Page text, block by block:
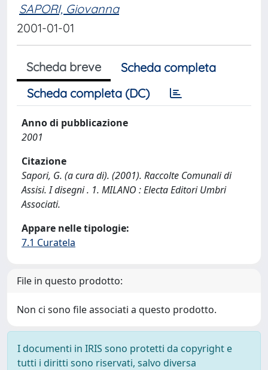
SAPORI, Giovanna
2001-01-01
Scheda breve
Scheda completa
Scheda completa (DC)
Anno di pubblicazione
2001
Citazione
Sapori, G. (a cura di). (2001). Raccolte Comunali di
Assisi. I disegni . 1. MILANO : Electa Editori Umbri
Associati.
Appare nelle tipologie:
7.1 Curatela
File in questo prodotto:
Non ci sono file associati a questo prodotto.
I documenti in IRIS sono protetti da copyright e
tutti i diritti sono riservati, salvo diversa